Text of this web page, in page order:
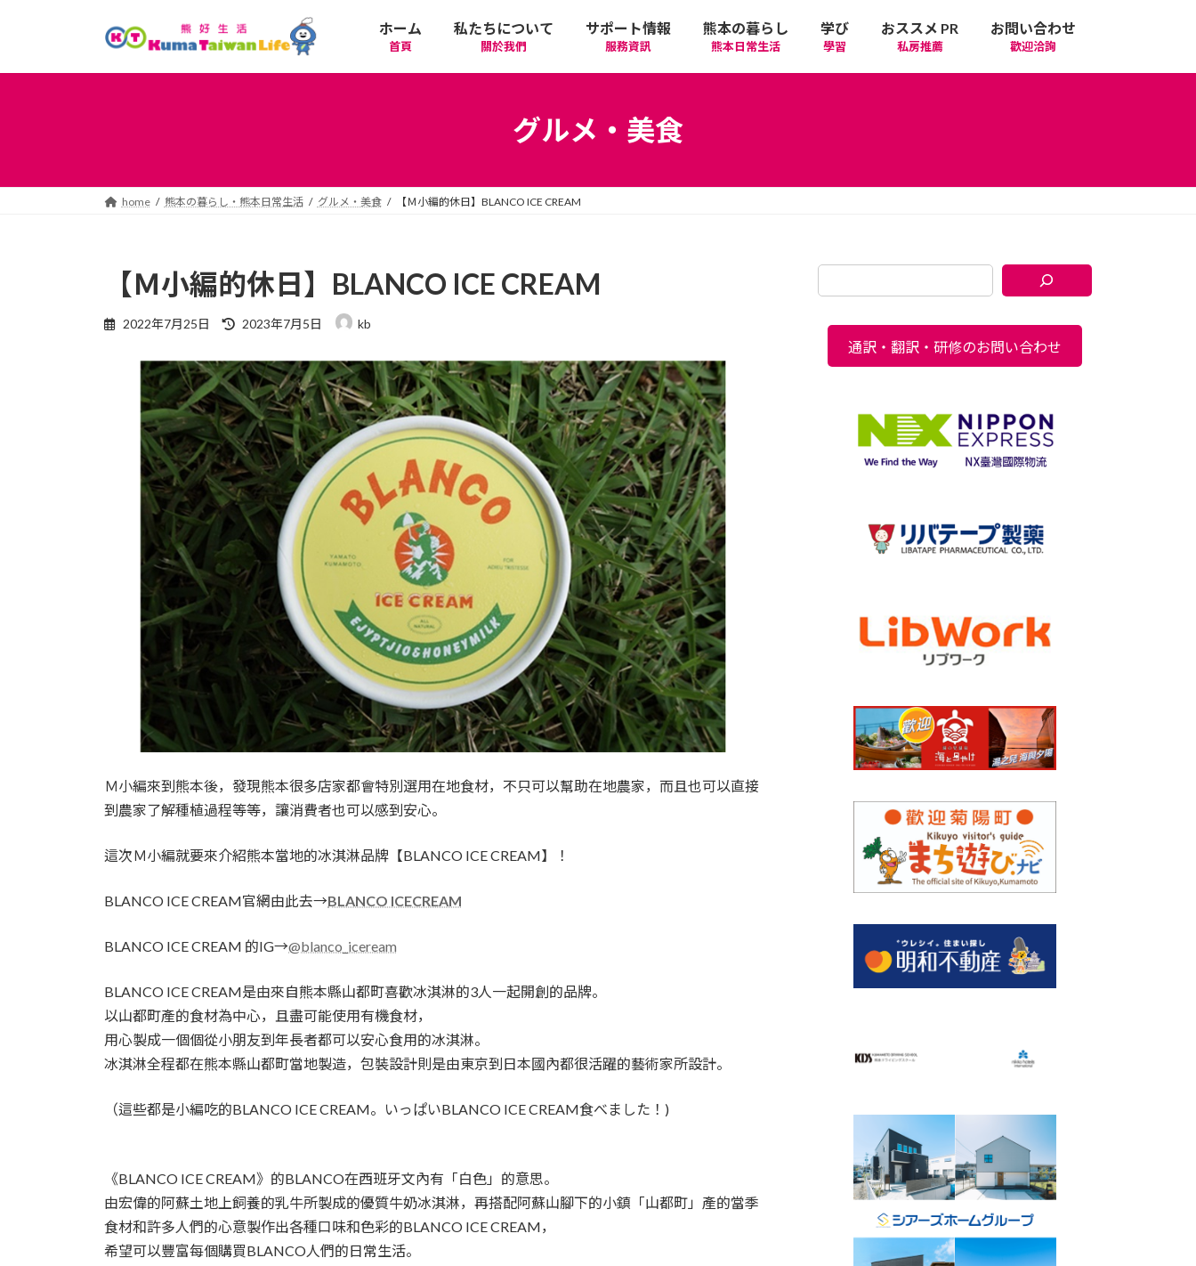
ン
ー
ホーム
首頁
私たちについて
關於我們
隱私政策
サポート情報
服務資訊
醫療
電車
公車
計程車
工作‧徵才
育兒‧教育
犯罪預防‧遏止犯罪
防災
萬一災害發生了怎麼辦？
防患於未然
生活情報集結
熊本の暮らし
熊本日常生活
阿蘇區
縣中央區
縣南區
純素/素食
日本料理
義式料理
輕食
甜點
美容‧健康
親子出遊
文化‧風俗習慣
移居海外
自言自語
学び
學習
おススメ PR
私房推薦
お問い合わせ
歡迎洽詢
グルメ・美食
home 熊本の暮らし・熊本日常生活 グルメ・美食 【Ｍ小編的休日】BLANCO ICE CREAM
【Ｍ小編的休日】BLANCO ICE CREAM
2022年7月25日
最
新
日
時
:
2023年7月5日 kb
Ｍ小編來到熊本後，發現熊本很多店家都會特別選用在地食材，不只可以幫助在地農家，而且也可以直接
到農家了解種植過程等等，讓消費者也可以感到安心。
這次Ｍ小編就要來介紹熊本當地的冰淇淋品牌【BLANCO ICE CREAM】！
BLANCO ICE CREAM官網由此去→BLANCO ICECREAM
BLANCO ICE CREAM 的IG→@blanco_iceream
BLANCO ICE CREAM是由來自熊本縣山都町喜歡冰淇淋的3人一起開創的品牌。
以山都町產的食材為中心，且盡可能使用有機食材，
用心製成一個個從小朋友到年長者都可以安心食用的冰淇淋。
冰淇淋全程都在熊本縣山都町當地製造，包裝設計則是由東京到日本國內都很活躍的藝術家所設計。
（這些都是小編吃的BLANCO ICE CREAM。いっぱいBLANCO ICE CREAM食べました！)
《BLANCO ICE CREAM》的BLANCO在西班牙文內有「白色」的意思。
由宏偉的阿蘇土地上飼養的乳牛所製成的優質牛奶冰淇淋，再搭配阿蘇山腳下的小鎮「山都町」產的當季
食材和許多人們的心意製作出各種口味和色彩的BLANCO ICE CREAM，
希望可以豐富每個購買BLANCO人們的日常生活。
通訳・翻訳・研修のお問い合わせ